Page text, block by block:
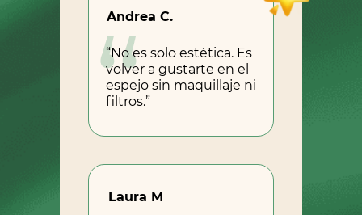
Andrea C.
“No es solo estética. Es
volver a gustarte en el
espejo sin maquillaje ni
filtros.”
Laura M